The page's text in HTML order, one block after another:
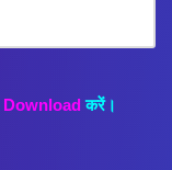
Download करें।